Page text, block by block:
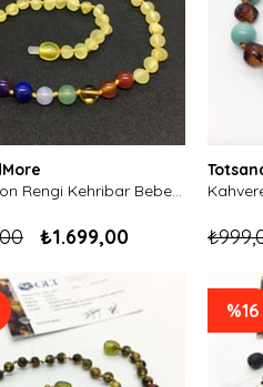
Mat Limon Rengi Kehribar Bebek Kolyesi-Chakra Model
₺1.699,00
%16